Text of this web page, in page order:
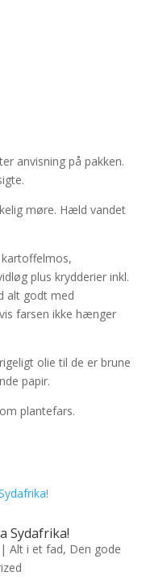
anvisning på pakken.
møre. Hæld vandet
plus krydderier inkl.
alt godt med
farsen ikke hænger
olie til de er brune
papir.
plantefars.
Sydafrika!
| Alt i et fad, Den gode